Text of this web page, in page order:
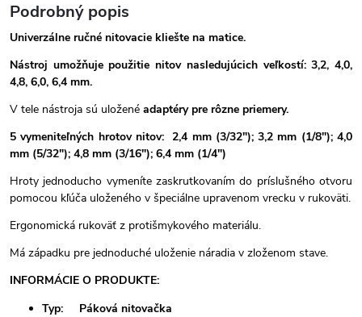
Podrobný popis
Univerzálne ručné nitovacie kliešte na matice.
Nástroj umožňuje použitie nitov nasledujúcich veľkostí: 3,2, 4,0,
4,8, 6,0, 6,4 mm.
V tele nástroja sú uložené adaptéry pre rôzne priemery.
5 vymeniteľných hrotov nitov: 2,4 mm (3/32"); 3,2 mm (1/8"); 4,0
mm (5/32"); 4,8 mm (3/16"); 6,4 mm (1/4")
Hroty jednoducho vymeníte zaskrutkovaním do príslušného otvoru
pomocou kľúča uloženého v špeciálne upravenom vrecku v rukoväti.
Ergonomická rukoväť z protišmykového materiálu.
Má západku pre jednoduché uloženie náradia v zloženom stave.
INFORMÁCIE O PRODUKTE:
Typ: Páková nitovačka